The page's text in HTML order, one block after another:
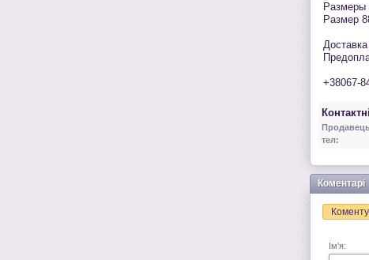
Размеры
Размер
+38067-
тел:
Коментарі
Ім'я: